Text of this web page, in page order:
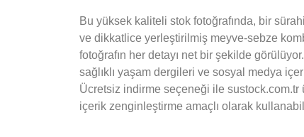
Bu yüksek kaliteli stok fotoğrafında, bir
ve dikkatlice yerleştirilmiş meyve-sebze
fotoğrafın her detayı net bir şekilde
sağlıklı yaşam dergileri ve sosyal medya
Ücretsiz indirme seçeneği ile sustock.com.tr
içerik zenginleştirme amaçlı olarak